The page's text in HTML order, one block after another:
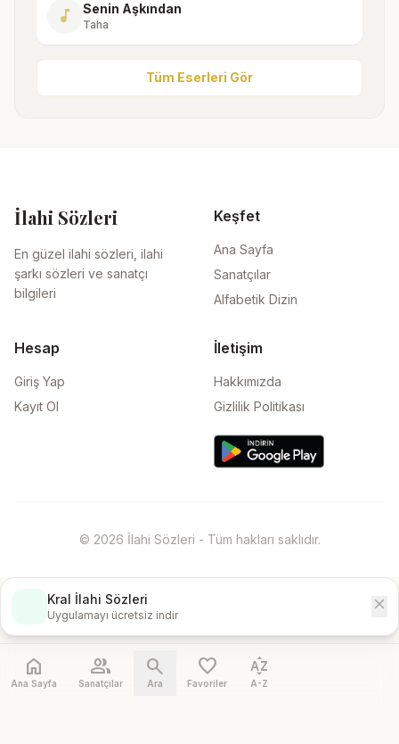
music_note Senin Aşkından
Taha
Tüm Eserleri Gör
İlahi Sözleri
En güzel ilahi sözleri, ilahi
şarkı sözleri ve sanatçı
bilgileri
Keşfet
Ana Sayfa
Sanatçılar
Alfabetik Dizin
Hesap
Giriş Yap
Kayıt Ol
İletişim
Hakkımızda
Gizlilik Politikası
© 2026 İlahi Sözleri - Tüm hakları saklıdır.
Kral İlahi Sözleri
Uygulamayı ücretsiz indir
close
home
Ana Sayfa
people
Sanatçılar
search
Ara
favorite
Favoriler
sort_by_alpha
A-Z